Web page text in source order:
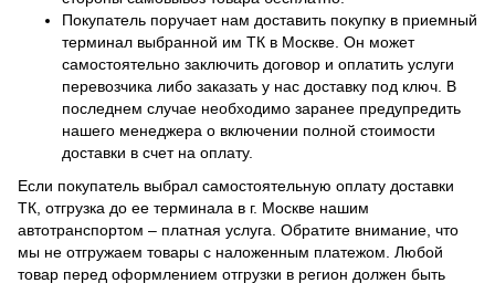
Покупатель поручает нам доставить покупку в приемный
терминал выбранной им ТК в Москве. Он может
самостоятельно заключить договор и оплатить услуги
перевозчика либо заказать у нас доставку под ключ. В
последнем случае необходимо заранее предупредить
нашего менеджера о включении полной стоимости
доставки в счет на оплату.
Если покупатель выбрал самостоятельную оплату доставки
ТК, отгрузка до ее терминала в г. Москве нашим
автотранспортом – платная услуга. Обратите внимание, что
мы не отгружаем товары с наложенным платежом. Любой
товар перед оформлением отгрузки в регион должен быть